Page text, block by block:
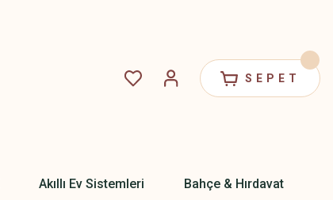
SEPET
Akıllı Ev Sistemleri Bahçe & Hırdavat